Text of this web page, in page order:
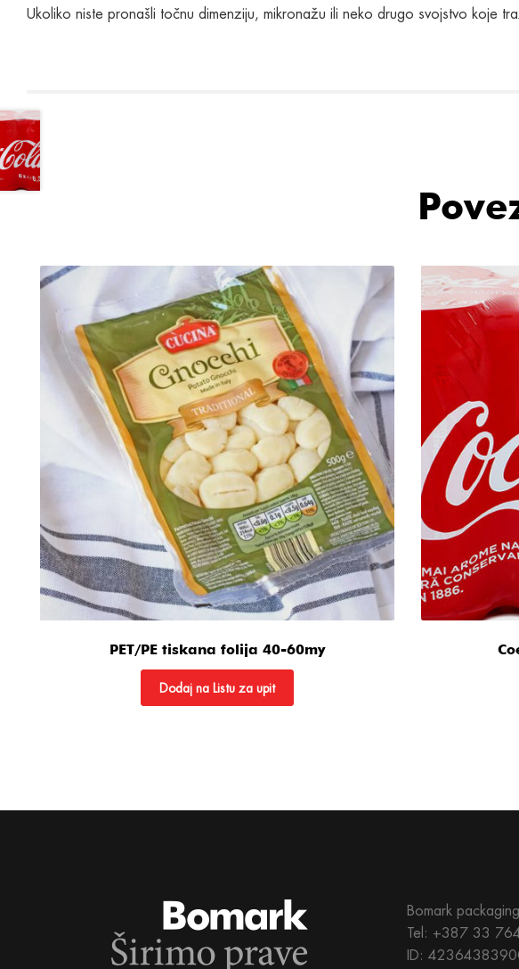
Ukoliko niste pronašli točnu dimenziju, mikronažu ili neko drugo svojstvo koje
PET/PE tiskana folija 40-60my
Dodaj na Listu za upit
Bomark
Tel: +387 33
ID: